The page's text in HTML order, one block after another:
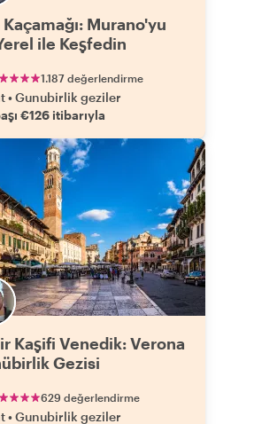
Murano'yu
ile Keşfedin
1.187 değerlendirme
•Gunubirlik geziler
€126 itibarıyla
Kaşifi Venedik: Verona
Gezisi
629 değerlendirme
•Gunubirlik geziler